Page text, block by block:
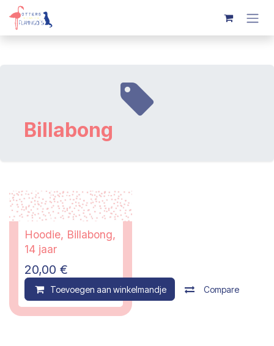
Overslaan naar inhoud
Billabong
Hoodie, Billabong,
14 jaar
20,00 €
Toevoegen aan winkelmandje Compare